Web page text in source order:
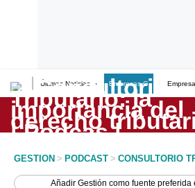
Últimas Noticias Empresas G
Lo último
Peru Quiosco
GESTION > PODCAST > CONSULTORIO
AñadirGestión como fuente preferida